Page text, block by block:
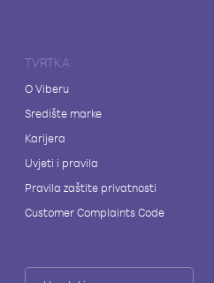
TVRTKA
O Viberu
Središte marke
Karijera
Uvjeti i pravila
Pravila zaštite privatnosti
Customer Complaints Code